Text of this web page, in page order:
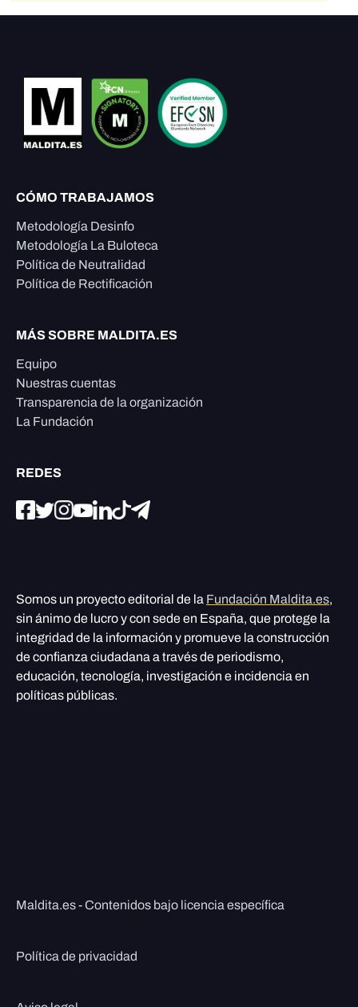
CÓMO TRABAJAMOS
Metodología Desinfo
Metodología La Buloteca
Política de Neutralidad
Política de Rectificación
MÁS SOBRE MALDITA.ES
Equipo
Nuestras cuentas
Transparencia de la organización
La Fundación
REDES
Somos un proyecto editorial de la Fundación Maldita.es,
sin ánimo de lucro y con sede en España, que protege la
integridad de la información y promueve la construcción
de confianza ciudadana a través de periodismo,
educación, tecnología, investigación e incidencia en
políticas públicas.
Maldita.es - Contenidos bajo licencia específica
Política de privacidad